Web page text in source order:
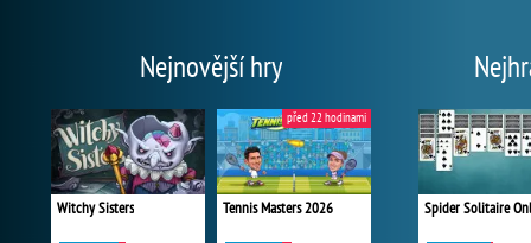
Nejnovější hry
Witchy Sisters Tennis Masters 2026
před 22 hodinami
Spider Solitaire